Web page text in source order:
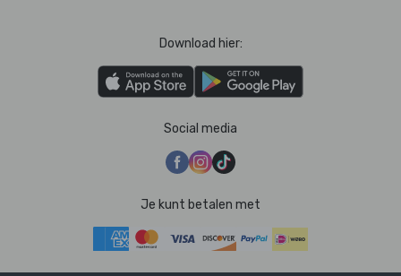
Download hier:
Social media
Je kunt betalen met